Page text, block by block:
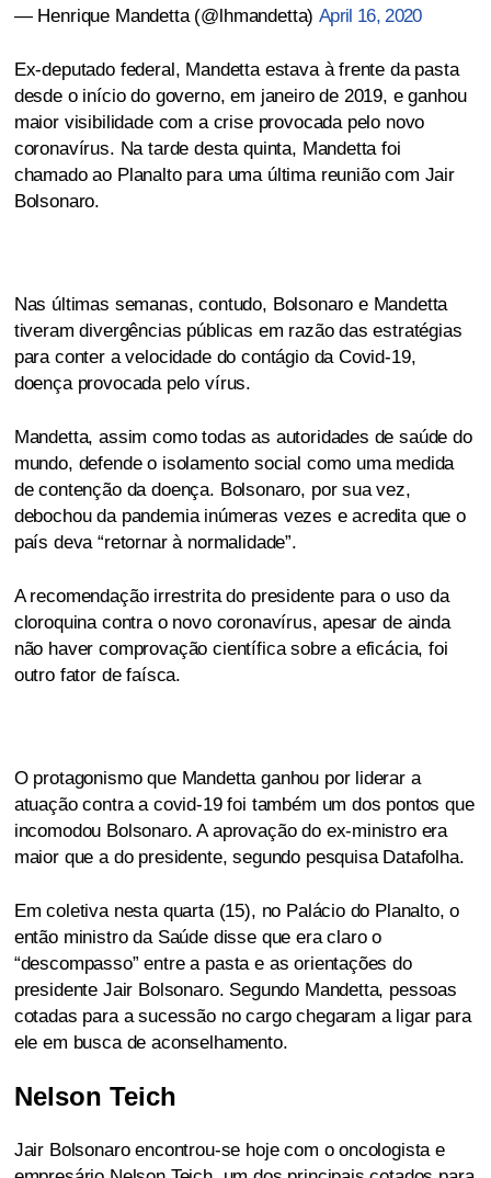
— Henrique Mandetta (@lhmandetta)April 16, 2020
Ex-deputado federal, Mandetta estava à frente da pasta
desde o início do governo, em janeiro de 2019, e ganhou
maior visibilidade com a crise provocada pelo novo
coronavírus. Na tarde desta quinta, Mandetta foi
chamado ao Planalto para uma última reunião com Jair
Bolsonaro.
Nas últimas semanas, contudo, Bolsonaro e Mandetta
tiveram divergências públicas em razão das estratégias
para conter a velocidade do contágio da Covid-19,
doença provocada pelo vírus.
Mandetta, assim como todas as autoridades de saúde do
mundo, defende o isolamento social como uma medida
de contenção da doença. Bolsonaro, por sua vez,
debochou da pandemia inúmeras vezes e acredita que o
país deva “retornar à normalidade”.
A recomendação irrestrita do presidente para o uso da
cloroquina contra o novo coronavírus, apesar de ainda
não haver comprovação científica sobre a eficácia, foi
outro fator de faísca.
O protagonismo que Mandetta ganhou por liderar a
atuação contra a covid-19 foi também um dos pontos que
incomodou Bolsonaro. A aprovação do ex-ministro era
maior que a do presidente, segundo pesquisa Datafolha.
Em coletiva nesta quarta (15), no Palácio do Planalto, o
então ministro da Saúde disse que era claro o
“descompasso” entre a pasta e as orientações do
presidente Jair Bolsonaro. Segundo Mandetta, pessoas
cotadas para a sucessão no cargo chegaram a ligar para
ele em busca de aconselhamento.
Nelson Teich
Jair Bolsonaro encontrou-se hoje com o oncologista e